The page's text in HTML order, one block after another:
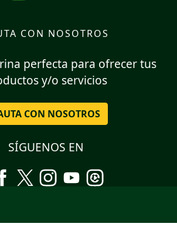
CON NOSOTROS
perfecta para ofrecer tus
y/o servicios
CON NOSOTROS
SÍGUENOS EN